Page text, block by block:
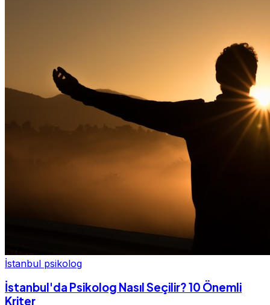
İstanbul psikolog
İstanbul'da Psikolog Nasıl Seçilir? 10 Önemli
Kriter